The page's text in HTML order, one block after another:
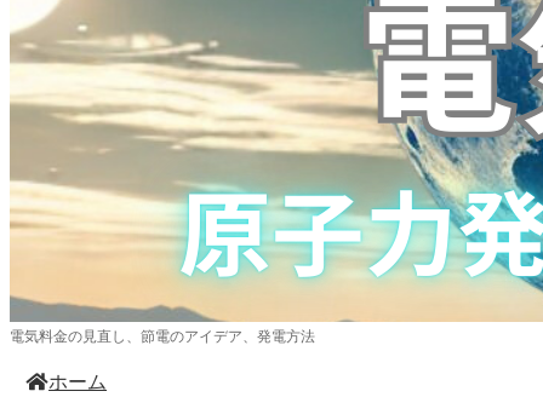
電気料金の見直し、節電のアイデア、発電方法
ホーム